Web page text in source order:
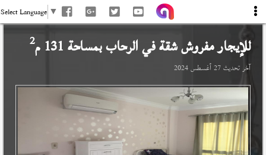
Select Language ▼
للإيجار مفروش شقة فيالرحاببمساحة 131 م 2
آخر تحديث27 أغسطس 2024